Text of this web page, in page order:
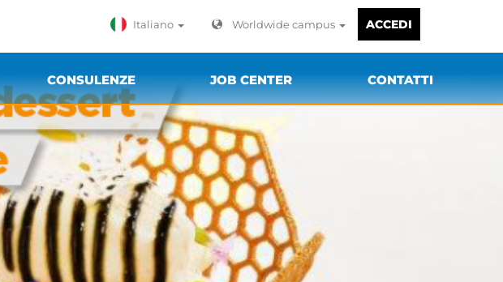
Italiano Worldwide campus ACCEDI
CONSULENZE JOB CENTER CONTATTI